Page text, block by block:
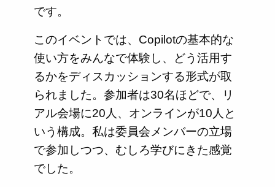
です。
このイベントでは、Copilotの基本的な
使い方をみんなで体験し、どう活用す
るかをディスカッションする形式が取
られました。参加者は30名ほどで、リ
アル会場に20人、オンラインが10人と
いう構成。私は委員会メンバーの立場
で参加しつつ、むしろ学びにきた感覚
でした。